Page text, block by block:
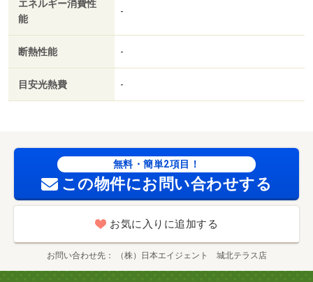
エネルギー消費性
能
-
断熱性能 -
目安光熱費 -
無料・簡単2項目！
この物件にお問い合わせする
お気に入りに追加する
お問い合わせ先 （株）日本エイジェント 城北テラス店